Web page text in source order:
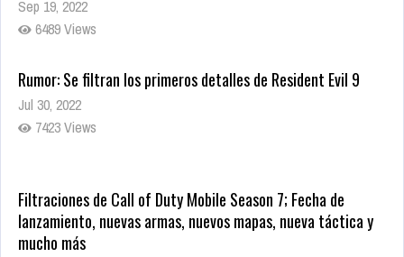
Sep 19, 2022
6489 Views
Rumor: Se filtran los primeros detalles de Resident Evil 9
Jul 30, 2022
7423 Views
Filtraciones de Call of Duty Mobile Season 7; Fecha de
lanzamiento, nuevas armas, nuevos mapas, nueva táctica y
mucho más